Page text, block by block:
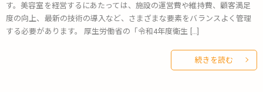
す。美容室を経営するにあたっては、施設の運営費や維持費、顧客満足
度の向上、最新の技術の導入など、さまざまな要素をバランスよく管理
する必要があります。 厚生労働省の「令和4年度衛生 […]
続きを読む